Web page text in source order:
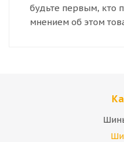
будьте первым, кто
мнением об этом